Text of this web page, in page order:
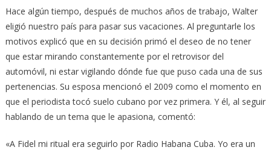
Hace algún tiempo, después de muchos años de trabajo, Walter
eligió nuestro país para pasar sus vacaciones. Al preguntarle los
motivos explicó que en su decisión primó el deseo de no tener
que estar mirando constantemente por el retrovisor del
automóvil, ni estar vigilando dónde fue que puso cada una de sus
pertenencias. Su esposa mencionó el 2009 como el momento en
que el periodista tocó suelo cubano por vez primera. Y él, al seguir
hablando de un tema que le apasiona, comentó:
«A Fidel mi ritual era seguirlo por Radio Habana Cuba. Yo era un